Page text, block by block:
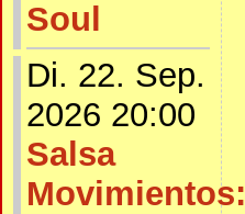
Soul
Di. 22. Sep.
2026 20:00
Salsa
Movimientos: